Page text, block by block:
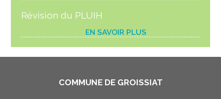
Révision du PLUIH
EN SAVOIR PLUS
COMMUNE DE GROISSIAT